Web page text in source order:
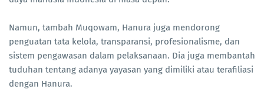
Namun, tambah Muqowam, Hanura juga mendorong
penguatan tata kelola, transparansi, profesionalisme, dan
sistem pengawasan dalam pelaksanaan. Dia juga membantah
tuduhan tentang adanya yayasan yang dimiliki atau terafiliasi
dengan Hanura.